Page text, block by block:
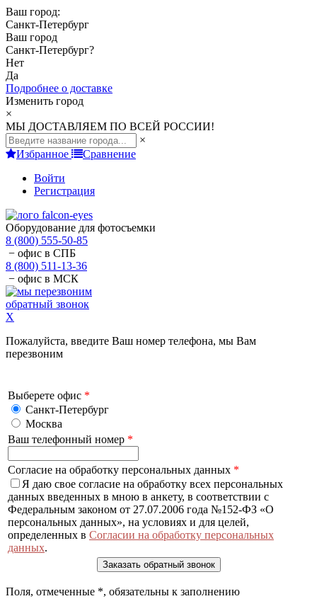
Ваш город:
Санкт-Петербург
Ваш город
Санкт-Петербург?
Нет
Да
Подробнее о доставке
Изменить город
×
МЫ ДОСТАВЛЯЕМ ПО ВСЕЙ РОССИИ!
×
Избранное
Сравнение
Войти
Регистрация
Оборудование для фотосъемки
8 (800) 555-50-85
− офис в СПБ
8 (800) 511-13-36
− офис в МСК
обратный звонок
X
Пожалуйста, введите Ваш номер телефона, мы Вам
перезвоним
Выберете офис *
Санкт-Петербург
Москва
Ваш телефонный номер *
Согласие на обработку персональных данных *
Я даю свое согласие на обработку всех персональных
данных введенных в мною в анкету, в соответствии с
Федеральным законом от 27.07.2006 года №152-ФЗ «О
персональных данных», на условиях и для целей,
определенных в Согласии на обработку персональных
данных.
Поля, отмеченные *, обязательны к заполнению